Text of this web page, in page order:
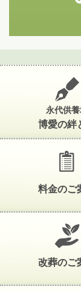
永代供
博愛の絆
料金のご
改葬のご